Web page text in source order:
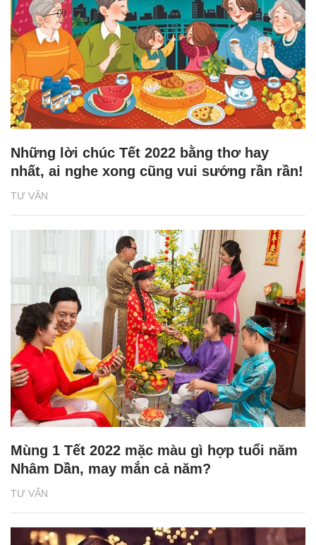
TƯ VẤN
Những lời chúc Tết 2022 bằng thơ hay
nhất, ai nghe xong cũng vui sướng rần rần!
TƯ VẤN
Mùng 1 Tết 2022 mặc màu gì hợp tuổi năm
Nhâm Dần, may mắn cả năm?